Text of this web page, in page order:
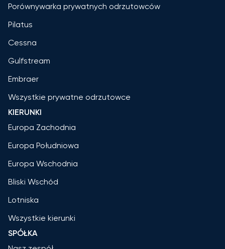
Porównywarka prywatnych odrzutowców
Pilatus
Cessna
Gulfstream
Embraer
Wszystkie prywatne odrzutowce
KIERUNKI
Europa Zachodnia
Europa Południowa
Europa Wschodnia
Bliski Wschód
Lotniska
Wszystkie kierunki
SPÓŁKA